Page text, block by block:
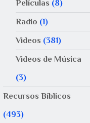
Películas (8)
Radio (1)
Videos (381)
Videos de Música
(3)
Recursos Bíblicos
(493)